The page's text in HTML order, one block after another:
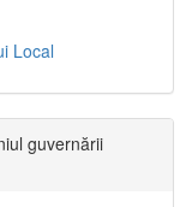
Local
guvernării